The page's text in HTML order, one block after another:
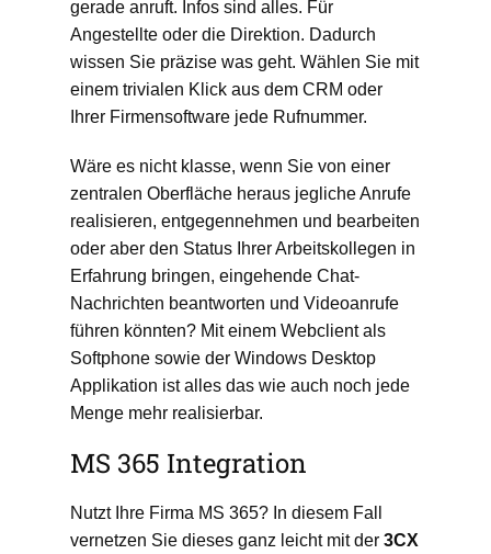
gerade anruft. Infos sind alles. Für
Angestellte oder die Direktion. Dadurch
wissen Sie präzise was geht. Wählen Sie mit
einem trivialen Klick aus dem CRM oder
Ihrer Firmensoftware jede Rufnummer.
Wäre es nicht klasse, wenn Sie von einer
zentralen Oberfläche heraus jegliche Anrufe
realisieren, entgegennehmen und bearbeiten
oder aber den Status Ihrer Arbeitskollegen in
Erfahrung bringen, eingehende Chat-
Nachrichten beantworten und Videoanrufe
führen könnten? Mit einem Webclient als
Softphone sowie der Windows Desktop
Applikation ist alles das wie auch noch jede
Menge mehr realisierbar.
MS 365 Integration
Nutzt Ihre Firma MS 365? In diesem Fall
vernetzen Sie dieses ganz leicht mit der 3CX